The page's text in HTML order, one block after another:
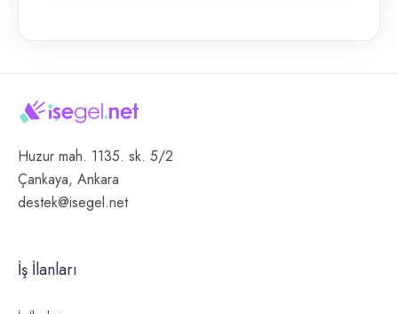
Huzur mah. 1135. sk. 5/2
Çankaya, Ankara
destek@isegel.net
İş İlanları